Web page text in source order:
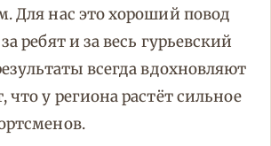
Для нас это хороший повод
ребят и за весь гурьевский
всегда вдохновляют
у региона растёт сильное